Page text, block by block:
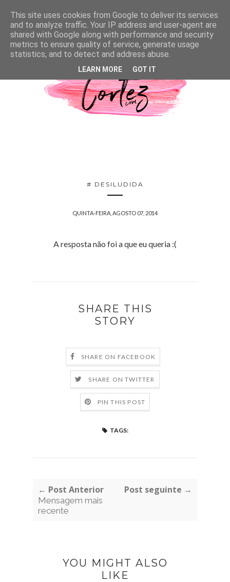
# DESILUDIDA
QUINTA-FEIRA, AGOSTO 07, 2014
A resposta não foi a que eu queria :(
SHARE THIS
STORY
SHARE ON FACEBOOK
SHARE ON TWITTER
PIN THIS POST
TAGS:
← Post Anterior
Mensagem mais
recente
Post seguinte →
YOU MIGHT ALSO
LIKE
This site uses cookies from Google to deliver its services
and to analyze traffic. Your IP address and user-agent are
shared with Google along with performance and security
metrics to ensure quality of service, generate usage
statistics, and to detect and address abuse.
LEARN MORE GOT IT